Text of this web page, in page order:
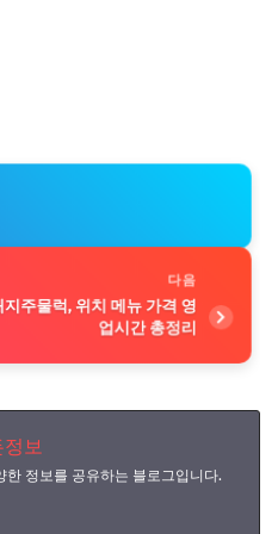
다음
주물럭, 위치 메뉴 가격 영
업시간 총정리
정보
한 정보를 공유하는 블로그입니다.